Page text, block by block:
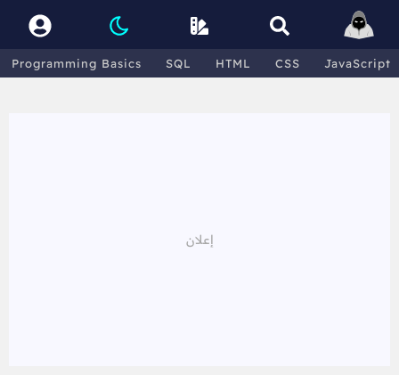
Programming Basics SQL HTML CSS JavaScript